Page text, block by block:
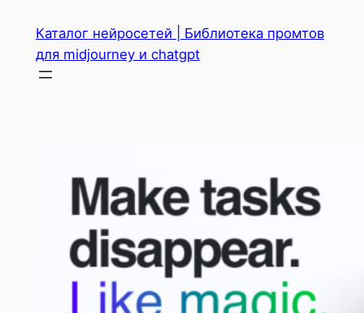
содержимому
Каталог нейросетей | Библиотека промтов
для midjourney и chatgpt